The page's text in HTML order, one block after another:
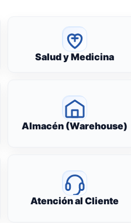
Salud y Medicina
Almacén (Warehouse)
Atención al Cliente